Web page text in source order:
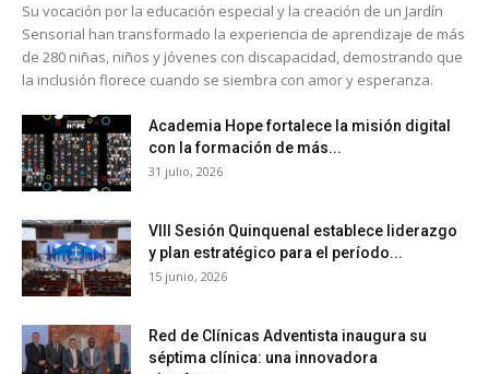
Su vocación por la educación especial y la creación de un Jardín
Sensorial han transformado la experiencia de aprendizaje de más
de 280 niñas, niños y jóvenes con discapacidad, demostrando que
la inclusión florece cuando se siembra con amor y esperanza.
Academia Hope fortalece la misión digital
con la formación de más...
31 julio, 2026
VIII Sesión Quinquenal establece liderazgo
y plan estratégico para el período...
15 junio, 2026
Red de Clínicas Adventista inaugura su
séptima clínica: una innovadora